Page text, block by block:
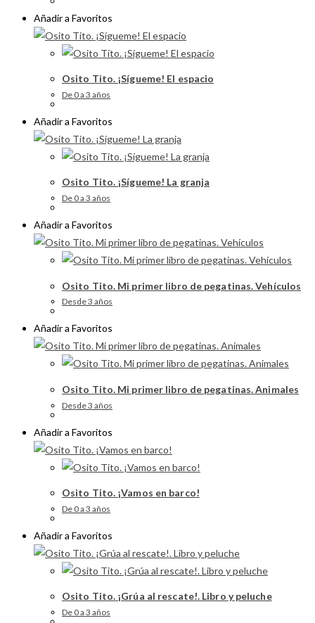
Añadir a Favoritos
Osito Tito. ¡Sígueme! El espacio
De 0 a 3 años
Añadir a Favoritos
Osito Tito. ¡Sígueme! La granja
De 0 a 3 años
Añadir a Favoritos
Osito Tito. Mi primer libro de pegatinas. Vehículos
Desde 3 años
Añadir a Favoritos
Osito Tito. Mi primer libro de pegatinas. Animales
Desde 3 años
Añadir a Favoritos
Osito Tito. ¡Vamos en barco!
De 0 a 3 años
Añadir a Favoritos
Osito Tito. ¡Grúa al rescate!. Libro y peluche
De 0 a 3 años